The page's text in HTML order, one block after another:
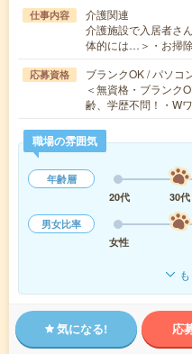
仕事内容
介護関連
介護施設で入居者さ
体的には…＞・お掃
応募資格
ブランクOK / パソコ
＜無資格・ブランク
齢、学歴不問！・W
職場の雰囲気
年齢層
20代
30代
男女比率
女性
気になる! 応